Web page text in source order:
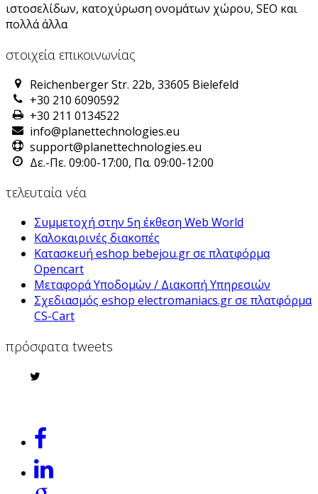
ιστοσελίδων, κατοχύρωση ονομάτων χώρου, SEO και
πολλά άλλα
στοιχεία επικοινωνίας
Reichenberger Str. 22b, 33605 Bielefeld
+30 210 6090592
+30 211 0134522
info@planettechnologies.eu
support@planettechnologies.eu
Δε.-Πε. 09:00-17:00, Πα. 09:00-12:00
τελευταία νέα
Συμμετοχή στην 5η έκθεση Web World
Καλοκαιρινές διακοπές
Κατασκευή eshop bebejou.gr σε πλατφόρμα
Opencart
Μεταφορά Υποδομών / Διακοπή Υπηρεσιών
Σχεδιασμός eshop electromaniacs.gr σε πλατφόρμα
CS-Cart
πρόσφατα tweets